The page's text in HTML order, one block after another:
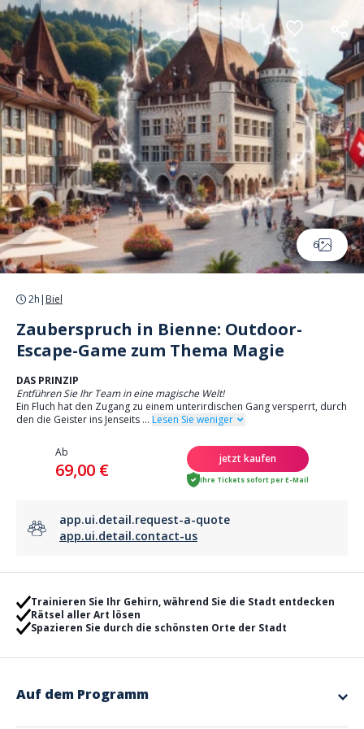
Cookie-Einstellungen
6
2h | Biel
Zauberspruch in Bienne: Outdoor-
Escape-Game zum Thema Magie
DAS PRINZIP
Entführen Sie Ihr Team in eine magische Welt!
Ein Fluch hat den Zugang zu einem unterirdischen Gang versperrt, durch
den die Geister ins Jenseits ... Lesen Sie weniger
Ab
69,00 €
jetzt kaufen
Ihre Tickets sofort per E-Mail
app.ui.detail.request-a-quote
app.ui.detail.contact-us
Trainieren Sie Ihr Gehirn, während Sie die Stadt entdecken
Rätsel aller Art lösen
Spazieren Sie durch die schönsten Orte der Stadt
Auf dem Programm